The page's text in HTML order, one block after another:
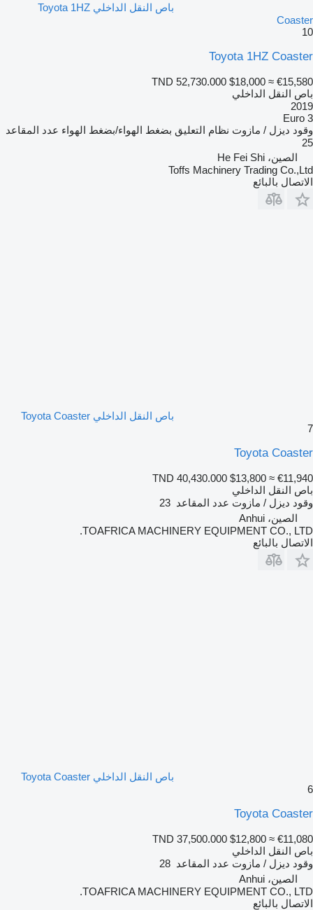
باص النقل الداخلي Toyota 1HZ
Coaster
10
Toyota 1HZ Coaster
TND 52,730.000 $18,000 ≈ €15,580
باص النقل الداخلي
2019
Euro 3
وقود ديزل / مازوت نظام التعليق بضغط الهواء/بضغط الهواء عدد المقاعد
25
الصين، He Fei Shi
Toffs Machinery Trading Co.,Ltd
الاتصال بالبائع
باص النقل الداخلي Toyota Coaster
7
Toyota Coaster
TND 40,430.000 $13,800 ≈ €11,940
باص النقل الداخلي
وقود ديزل / مازوت عدد المقاعد 23
الصين، Anhui
TOAFRICA MACHINERY EQUIPMENT CO., LTD.
الاتصال بالبائع
باص النقل الداخلي Toyota Coaster
6
Toyota Coaster
TND 37,500.000 $12,800 ≈ €11,080
باص النقل الداخلي
وقود ديزل / مازوت عدد المقاعد 28
الصين، Anhui
TOAFRICA MACHINERY EQUIPMENT CO., LTD.
الاتصال بالبائع